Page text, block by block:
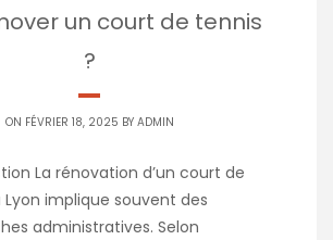
un court de tennis
?
ON FÉVRIER 18, 2025 BY ADMIN
La rénovation d’un court de
Lyon implique souvent des
administratives. Selon